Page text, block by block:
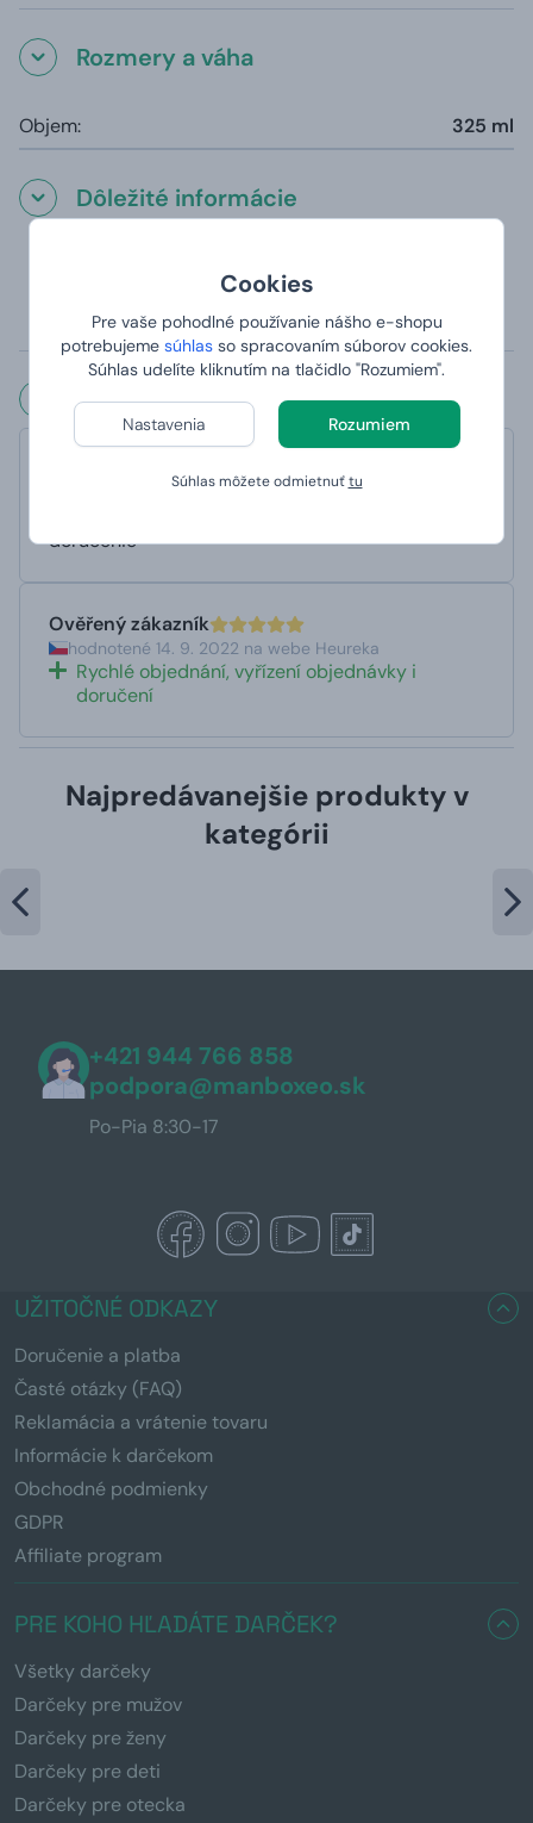
Cookies
Pre vaše pohodlné používanie nášho e-shopu
potrebujeme súhlas so spracovaním súborov cookies.
Súhlas udelíte kliknutím na tlačidlo "Rozumiem".
Nastavenia Rozumiem
Súhlas môžete odmietnuťtu
Rozmery a váha
Objem: 325 ml
Dôležité informácie
magického hrnčeka, ktorý sa kvôli teplocitlivej vrstve
Potlač je panoramatická tzn. potlač je z oboch strán.
Čo hovoria naši zákazníci?
hodnotené 6. 1. 2023 na webe Heureka
doručenie
Ověřený zákazník
hodnotené 14. 9. 2022 na webe Heureka
Rychlé objednání, vyřízení objednávky i
doručení
Najpredávanejšie produkty v
kategórii
+421 944 766 858
podpora@manboxeo.sk
Po-Pia 8:30-17
UŽITOČNÉ ODKAZY
Doručenie a platba
Časté otázky (FAQ)
Reklamácia a vrátenie tovaru
Informácie k darčekom
Obchodné podmienky
GDPR
Affiliate program
PRE KOHO HĽADÁTE DARČEK?
Všetky darčeky
Darčeky pre mužov
Darčeky pre ženy
Darčeky pre deti
Darčeky pre otecka